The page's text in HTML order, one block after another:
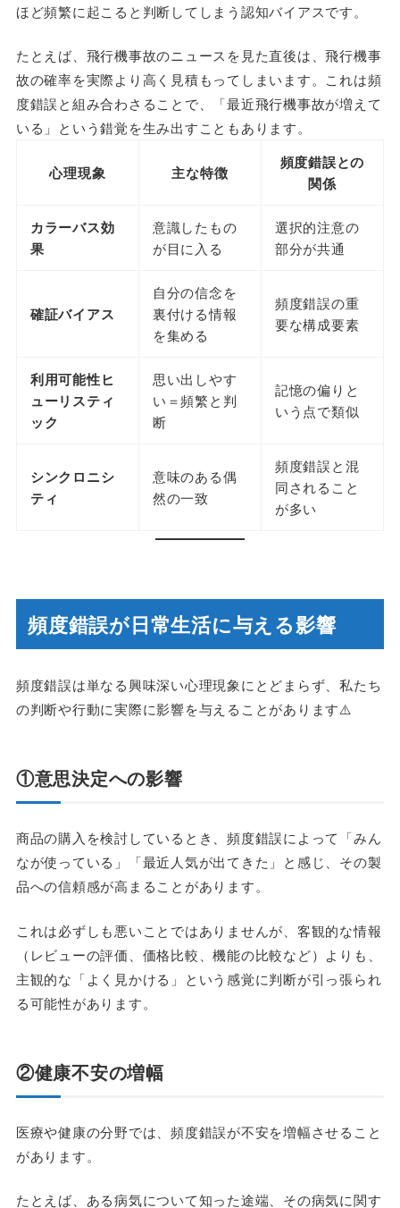
ほど頻繁に起こると判断してしまう認知バイアスです。
たとえば、飛行機事故のニュースを見た直後は、飛行機事
故の確率を実際より高く見積もってしまいます。これは頻
度錯誤と組み合わさることで、「最近飛行機事故が増えて
いる」という錯覚を生み出すこともあります。
心理現象 主な特徴
頻度錯誤との
関係
カラーバス効
果
意識したもの
が目に入る
選択的注意の
部分が共通
確証バイアス
自分の信念を
裏付ける情報
を集める
頻度錯誤の重
要な構成要素
利用可能性ヒ
ューリスティ
ック
思い出しやす
い＝頻繁と判
断
記憶の偏りと
いう点で類似
シンクロニシ
ティ
意味のある偶
然の一致
頻度錯誤と混
同されること
が多い
頻度錯誤が日常生活に与える影響
頻度錯誤は単なる興味深い心理現象にとどまらず、私たち
の判断や行動に実際に影響を与えることがあります⚠️
①意思決定への影響
商品の購入を検討しているとき、頻度錯誤によって「みん
なが使っている」「最近人気が出てきた」と感じ、その製
品への信頼感が高まることがあります。
これは必ずしも悪いことではありませんが、客観的な情報
（レビューの評価、価格比較、機能の比較など）よりも、
主観的な「よく見かける」という感覚に判断が引っ張られ
る可能性があります。
②健康不安の増幅
医療や健康の分野では、頻度錯誤が不安を増幅させること
があります。
たとえば、ある病気について知った途端、その病気に関す